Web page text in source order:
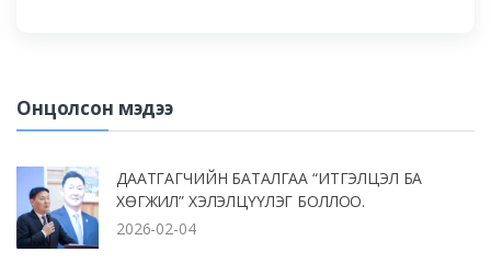
Онцолсон мэдээ
ДААТГАГЧИЙН БАТАЛГАА “ИТГЭЛЦЭЛ БА
ХӨГЖИЛ” ХЭЛЭЛЦҮҮЛЭГ БОЛЛОО.
2026-02-04